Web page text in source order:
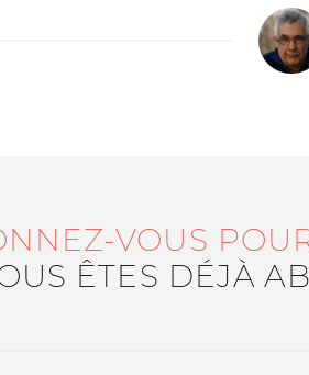
Le médiateurVOUS
ÊTES DÉJÀ